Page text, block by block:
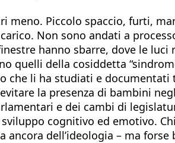
meno. Piccolo spaccio, furti,
Non sono andati a
hanno sbarre, dove le
quelli della cosiddetta
che li ha studiati e
la presenza di bambini
e dei cambi di
cognitivo ed emotivo.
dell’ideologia – ma